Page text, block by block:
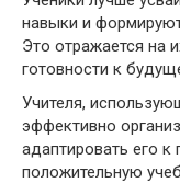
навыки и
Это отражается на
готовности к
Учителя,
эффективно
адаптировать его к
положительную